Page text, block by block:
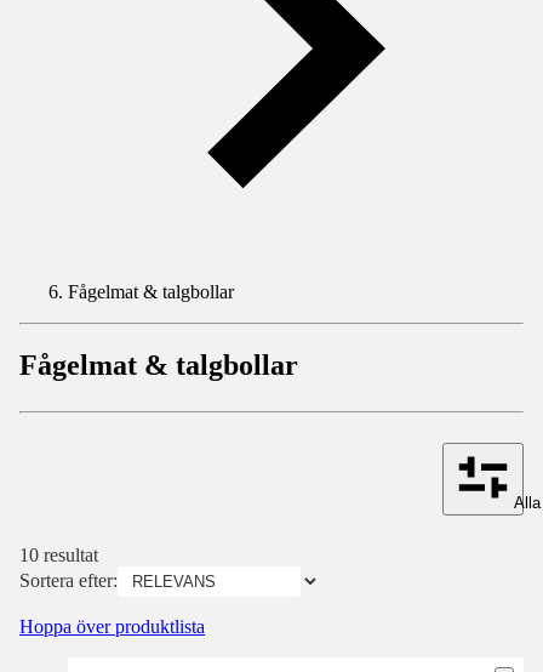
Fågelmat & talgbollar
Fågelmat & talgbollar
10 resultat
Sortera efter:
Hoppa över produktlista